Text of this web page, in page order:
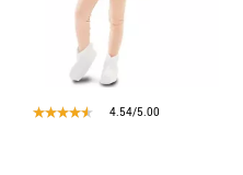
4.54/5.00